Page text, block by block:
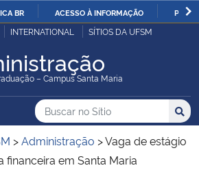
IR
O
BR ACESSO À INFORMAÇÃO
Pública
INTERNATIONAL SÍTIOS DA UFSM
– Campus Santa Maria
do Sítio
Busca
Buscar no no Sítio
Busca:
>Administração >Vaga de estágio
financeira em Santa Maria